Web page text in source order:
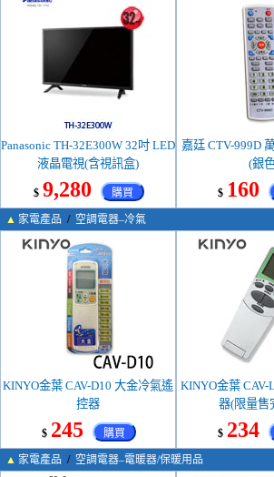
Panasonic TH-32E300W 32吋 LED
液晶電視(含視訊盒)
$ 9,280 購買
嘉廷 CTV-999D
(銀
$ 160
▲ 家電產品 / 空調電器–冷氣
KINYO金葉 CAV-D10 大金冷氣遙
控器
$ 245 購買
KINYO金葉 CAV-
器(限量售
$ 234
▲ 家電產品 / 空調電器–電暖器/保暖用品